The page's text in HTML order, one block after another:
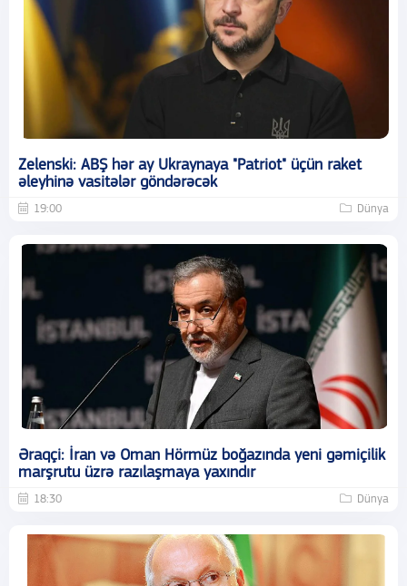
Zelenski: ABŞ hər ay Ukraynaya "Patriot" üçün raket
əleyhinə vasitələr göndərəcək
19:00 Dünya
Əraqçi: İran və Oman Hörmüz boğazında yeni gəmiçilik
marşrutu üzrə razılaşmaya yaxındır
18:30 Dünya